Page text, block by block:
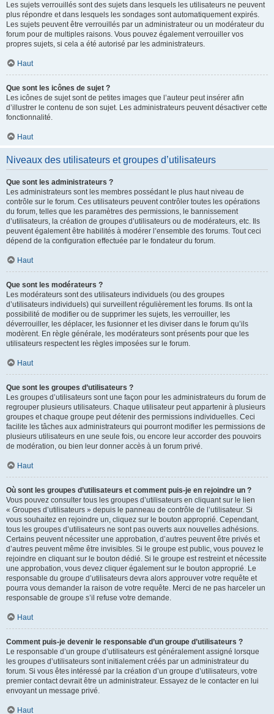
Les sujets verrouillés sont des sujets dans lesquels les utilisateurs ne peuvent
plus répondre et dans lesquels les sondages sont automatiquement expirés.
Les sujets peuvent être verrouillés par un administrateur ou un modérateur du
forum pour de multiples raisons. Vous pouvez également verrouiller vos
propres sujets, si cela a été autorisé par les administrateurs.
Haut
Que sont les icônes de sujet ?
Les icônes de sujet sont de petites images que l’auteur peut insérer afin
d’illustrer le contenu de son sujet. Les administrateurs peuvent désactiver cette
fonctionnalité.
Haut
Niveaux des utilisateurs et groupes d’utilisateurs
Que sont les administrateurs ?
Les administrateurs sont les membres possédant le plus haut niveau de
contrôle sur le forum. Ces utilisateurs peuvent contrôler toutes les opérations
du forum, telles que les paramètres des permissions, le bannissement
d’utilisateurs, la création de groupes d’utilisateurs ou de modérateurs, etc. Ils
peuvent également être habilités à modérer l’ensemble des forums. Tout ceci
dépend de la configuration effectuée par le fondateur du forum.
Haut
Que sont les modérateurs ?
Les modérateurs sont des utilisateurs individuels (ou des groupes
d’utilisateurs individuels) qui surveillent régulièrement les forums. Ils ont la
possibilité de modifier ou de supprimer les sujets, les verrouiller, les
déverrouiller, les déplacer, les fusionner et les diviser dans le forum qu’ils
modèrent. En règle générale, les modérateurs sont présents pour que les
utilisateurs respectent les règles imposées sur le forum.
Haut
Que sont les groupes d’utilisateurs ?
Les groupes d’utilisateurs sont une façon pour les administrateurs du forum de
regrouper plusieurs utilisateurs. Chaque utilisateur peut appartenir à plusieurs
groupes et chaque groupe peut détenir des permissions individuelles. Ceci
facilite les tâches aux administrateurs qui pourront modifier les permissions de
plusieurs utilisateurs en une seule fois, ou encore leur accorder des pouvoirs
de modération, ou bien leur donner accès à un forum privé.
Haut
Où sont les groupes d’utilisateurs et comment puis-je en rejoindre un ?
Vous pouvez consulter tous les groupes d’utilisateurs en cliquant sur le lien
« Groupes d’utilisateurs » depuis le panneau de contrôle de l’utilisateur. Si
vous souhaitez en rejoindre un, cliquez sur le bouton approprié. Cependant,
tous les groupes d’utilisateurs ne sont pas ouverts aux nouvelles adhésions.
Certains peuvent nécessiter une approbation, d’autres peuvent être privés et
d’autres peuvent même être invisibles. Si le groupe est public, vous pouvez le
rejoindre en cliquant sur le bouton dédié. Si le groupe est restreint et nécessite
une approbation, vous devez cliquer également sur le bouton approprié. Le
responsable du groupe d’utilisateurs devra alors approuver votre requête et
pourra vous demander la raison de votre requête. Merci de ne pas harceler un
responsable de groupe s’il refuse votre demande.
Haut
Comment puis-je devenir le responsable d’un groupe d’utilisateurs ?
Le responsable d’un groupe d’utilisateurs est généralement assigné lorsque
les groupes d’utilisateurs sont initialement créés par un administrateur du
forum. Si vous êtes intéressé par la création d’un groupe d’utilisateurs, votre
premier contact devrait être un administrateur. Essayez de le contacter en lui
envoyant un message privé.
Haut